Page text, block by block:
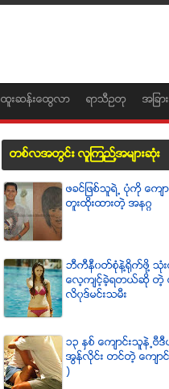
ထူးဆန္းေထြလာ ရာသီဥတု အျခား
တစ္လအတြင္း လူၾကည္႔အမ်ားဆံုး
ဖခင္ျဖစ္သူရဲ႕ ပံုကို ေ
တူးထိုးထားတဲ့ အနဂၢ
ဘီကီနီ၀တ္စံုနဲ႔႐ုိက္ဖို႔ သံု
ေလ့က်င့္ခဲ့ရတယ္ဆို တဲ့
လိ၀ုဒ္မင္းသမီး
၁၃ ႏွစ္ ေက်ာင္းသူနဲ႕ဗီဒီ
အြန္လိုင္း တင္တဲ့ ေက်ာင္
)